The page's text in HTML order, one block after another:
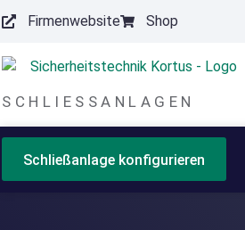
springenFirmenwebsite Shop
SCHLIESSANLAGEN
Schließanlage konfigurieren